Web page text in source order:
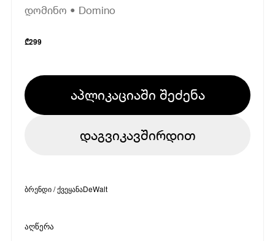
დომინო • Domino
₾299
აპლიკაციაში შეძენა
დაგვიკავშირდით
ბრენდი / ქვეყანაDeWalt
აღწერა